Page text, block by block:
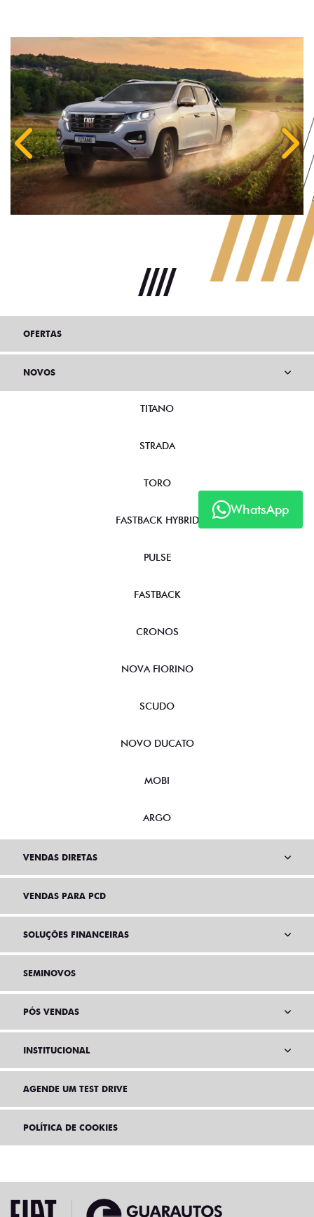
Anterior
WhatsApp
OFERTAS
NOVOS
TITANO
STRADA
TORO
FASTBACK HYBRID
PULSE
FASTBACK
CRONOS
NOVA FIORINO
SCUDO
NOVO DUCATO
MOBI
ARGO
VENDAS DIRETAS
VENDAS PARA PCD
SOLUÇÕES FINANCEIRAS
SEMINOVOS
PÓS VENDAS
INSTITUCIONAL
AGENDE UM TEST DRIVE
POLÍTICA DE COOKIES